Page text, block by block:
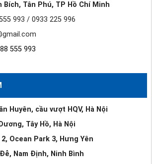
Bích, Tân Phú, TP Hồ Chí Minh
993 / 0933 225 996
555 993
Huyên, cầu vượt HQV, Hà Nội
Tây Hồ, Hà Nội
Ocean Park 3, Hưng Yên
Nam Định, Ninh Bình